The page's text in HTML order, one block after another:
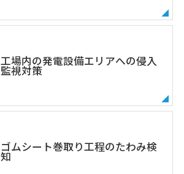
工場内の発電設備エリアへの侵入
監視対策
ゴムシート巻取り工程のたわみ検
知